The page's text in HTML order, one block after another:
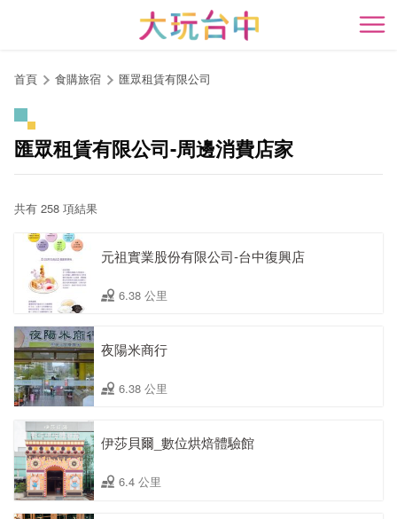
開
首頁 食購旅宿 匯眾租賃有限公司
匯眾租賃有限公司-周邊消費店家
共有 258 項結果
元祖實業股份有限公司-台中復興店
6.38 公里
夜陽米商行
6.38 公里
伊莎貝爾_數位烘焙體驗館
6.4 公里